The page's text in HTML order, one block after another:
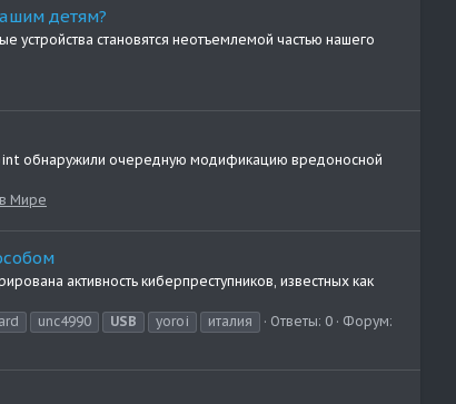
детям?
устройства становятся неотъемлемой частью нашего
обнаружили очередную модификацию вредоносной
Мире
активность киберпреступников, известных как
unc4990 USB yoroi италия Ответы: 0
Форум: